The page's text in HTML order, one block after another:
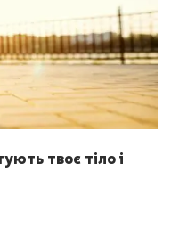
твоє тіло і